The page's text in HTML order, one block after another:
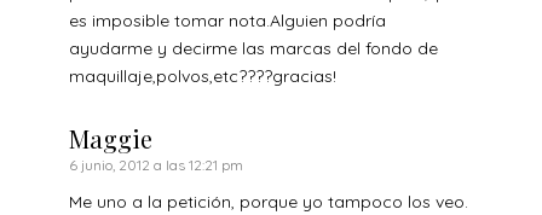
es imposible tomar nota.Alguien podría
ayudarme y decirme las marcas del fondo de
maquillaje,polvos,etc????gracias!
Maggie
6 junio, 2012 a las 12:21 pm
Me uno a la petición, porque yo tampoco los veo.